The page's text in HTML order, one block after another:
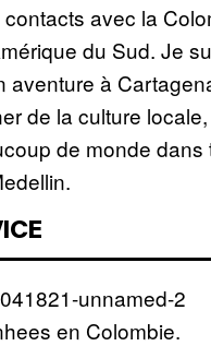
avec la
du Sud. Je
aventure à
de la culture
de monde
en Colombie.